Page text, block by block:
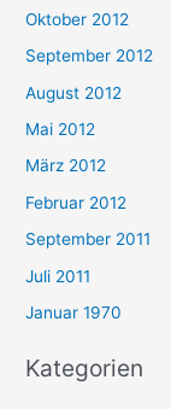
Oktober 2012
September 2012
August 2012
Mai 2012
März 2012
Februar 2012
September 2011
Juli 2011
Januar 1970
Kategorien